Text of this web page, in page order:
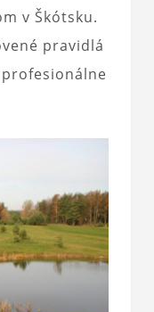
v Škótsku.
pravidlá